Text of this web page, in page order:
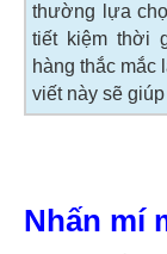
thường lựa
tiết kiệm thời
hàng thắc mắc
viết này sẽ
Nhấn mí